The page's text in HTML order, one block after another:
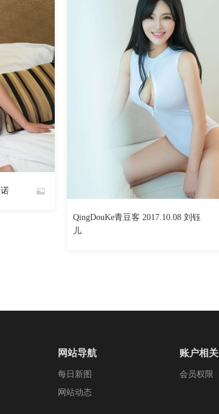
阅读 0 回复
2259
By
QingDouKe青豆客 2017.10.08 刘钰
儿
网站导航
每日新图
网站动态
账户相关
会员权限